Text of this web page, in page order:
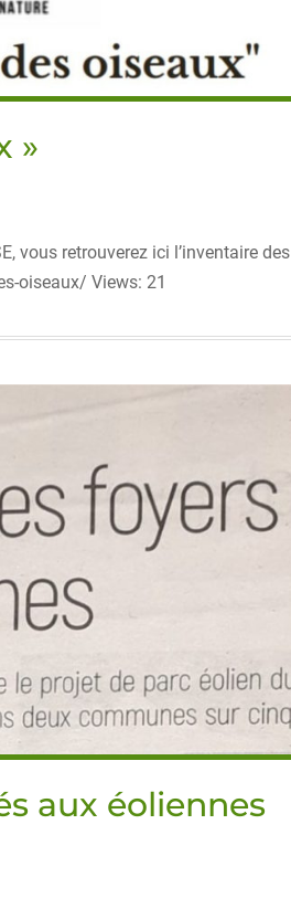
»
vous retrouverez ici l’inventaire des
oiseaux/ Views: 21
aux éoliennes